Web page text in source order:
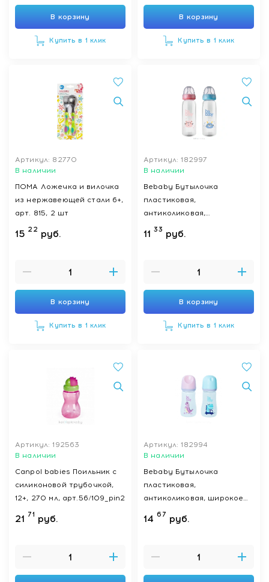
В корзину
Купить в 1 клик
В корзину
Купить в 1 клик
Артикул: 82770
В наличии
ПОМА Ложечка и вилочка
из нержавеющей стали 6+,
арт. 815, 2 шт
15 22 руб.
В корзину
Купить в 1 клик
Артикул: 182997
В наличии
Bebaby Бутылочка
пластиковая,
антиколиковая,
стандартное горлышко, (в
комплекте силиконовая
06B/240, 240 мл
11 33 руб.
В корзину
Купить в 1 клик
Артикул: 192563
В наличии
Canpol babies Поильник с
силиконовой трубочкой,
12+, 270 мл, арт.56/109_pin2
21 71 руб.
Артикул: 182994
В наличии
Bebaby Бутылочка
пластиковая,
антиколиковая, широкое
горлышко, в комплекте
силиконовая соска с
01B/150 150 мл
14 67 руб.